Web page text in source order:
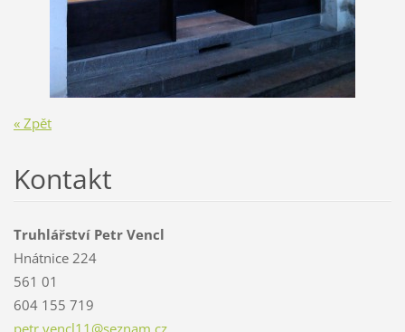
« Zpět
Kontakt
Truhlářství Petr Vencl
Hnátnice 224
561 01
604 155 719
petr.vencl11@seznam.cz